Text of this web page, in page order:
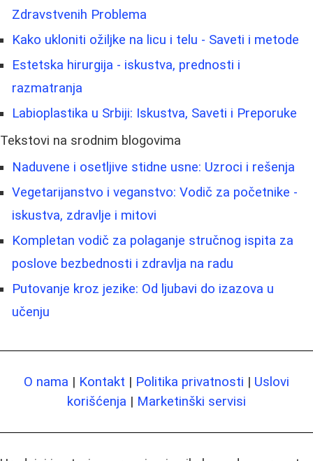
Zdravstvenih Problema
Kako ukloniti ožiljke na licu i telu - Saveti i metode
Estetska hirurgija - iskustva, prednosti i
razmatranja
Labioplastika u Srbiji: Iskustva, Saveti i Preporuke
Tekstovi na srodnim blogovima
Naduvene i osetljive stidne usne: Uzroci i rešenja
Vegetarijanstvo i veganstvo: Vodič za početnike -
iskustva, zdravlje i mitovi
Kompletan vodič za polaganje stručnog ispita za
poslove bezbednosti i zdravlja na radu
Putovanje kroz jezike: Od ljubavi do izazova u
učenju
O nama | Kontakt | Politika privatnosti | Uslovi
korišćenja | Marketinški servisi